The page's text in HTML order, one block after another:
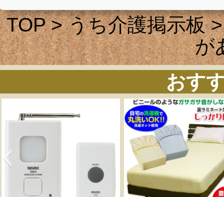
TOP>うち介護掲示板>
が
おす